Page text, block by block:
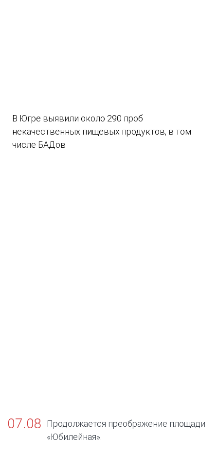
В Югре выявили около 290 проб
некачественных пищевых продуктов, в том
числе БАДов
07.08
Продолжается преображение площади
«Юбилейная».